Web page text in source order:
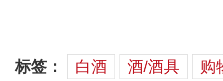
标签： 白酒 酒/酒具
购